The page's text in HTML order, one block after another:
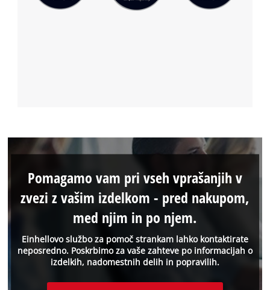
Einhellovo službo za pomoč strankam lahko kontaktirate
neposredno. Poskrbimo za vaše zahteve po informacijah o
izdelkih, nadomestnih delih in popravilih.
Pomagamo vam pri vseh vprašanjih v
zvezi z vašim izdelkom - pred nakupom,
med njim in po njem.